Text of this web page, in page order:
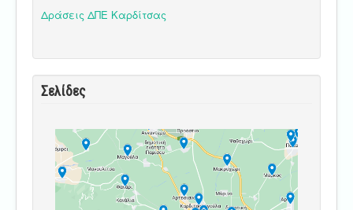
Δράσεις ΔΠΕ Καρδίτσας
Σελίδες